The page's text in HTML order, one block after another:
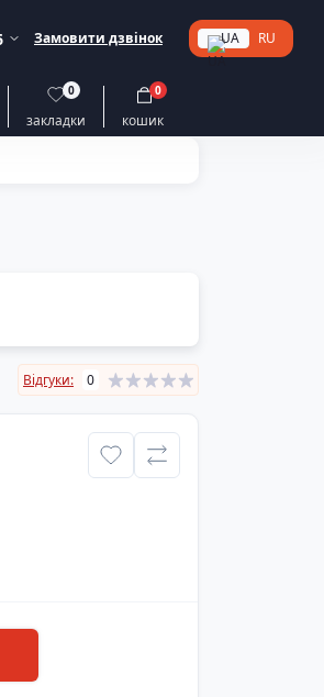
Замовити дзвінок UA RU
закладки
0
кошик
0
Відгуки: 0